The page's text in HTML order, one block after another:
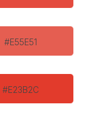
#E55E51
#E23B2C